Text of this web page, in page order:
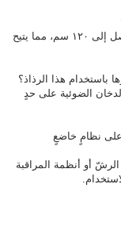
الجواب: يمكّن المستخدم من الوصول إلى مسافة تصل إلى ١٢٠ سم، مما يتيح
الضوئية على حدٍ
على نظامٍ خاضعٍ
أو أنظمة المراقبة